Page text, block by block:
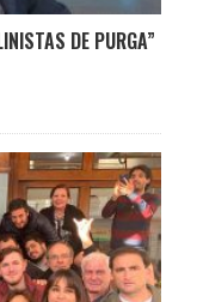
DE PURGA”